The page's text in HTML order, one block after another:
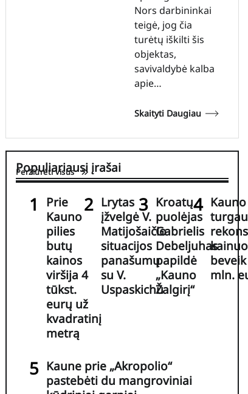
Nors darbininkai
teigė, jog čia
turėtų iškilti šis
objektas,
savivaldybė kalba
apie…
Skaityti Daugiau
Populiariausi įrašai
Peržiūrėti visus
Prie
Kauno
pilies
butų
kainos
viršija 4
tūkst.
eurų už
kvadratinį
metrą
Lrytas
įžvelgė V.
Matijošaičio
situacijos
panašumų
su V.
Uspaskichu
Kroatų
puolėjas
Gabrielis
Debeljuhas
papildė
„Kauno
Žalgirį“
mln.
Kaune prie „Akropolio“
pastebėti du mangroviniai